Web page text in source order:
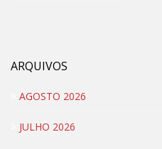
ARQUIVOS
AGOSTO 2026
JULHO 2026